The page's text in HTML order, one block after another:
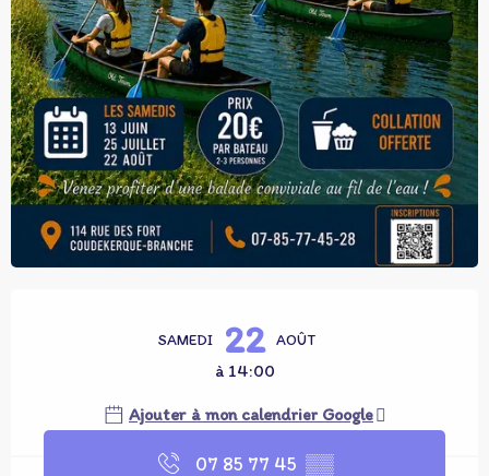
SAMEDI 22 AOÛT
à 14:00
Ajouter à mon calendrier Google
07 85 77 45 ▒▒